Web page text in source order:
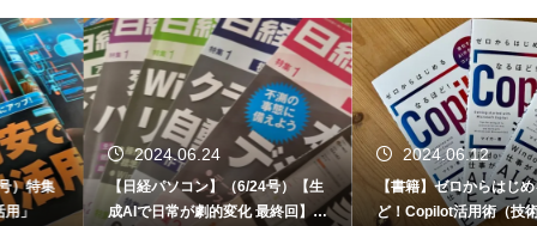
2024.06.24
【日経パソコン】（6/24号）【生
成AIで日常が劇的変化 最終回】 A
2024.06.12
【書籍】ゼロからはじめる なるほ
ど！Copilot活用術（技術評論社）